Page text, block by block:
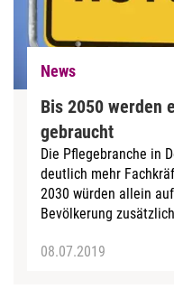
News
Bis 2050 werden
gebraucht
Die Pflegebranche in
deutlich mehr
2030 würden allein
Bevölkerung
08.07.2019